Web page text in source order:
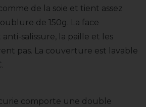
de la soie et tient assez
de 150g. La face
salissure, la paille et les
pas. La couverture est lavable
comporte une double